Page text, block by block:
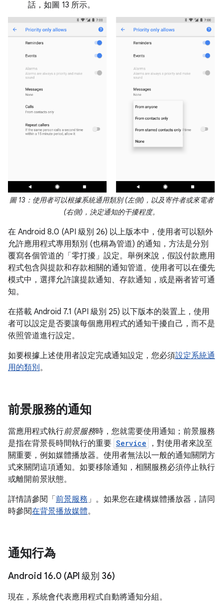
話，如圖 13 所示。
圖 13：使用者可以根據系統通用類別 (左側)，以及寄件者或來電者
(右側)，決定通知的干擾程度。
在 Android 8.0 (API 級別 26) 以上版本中，使用者可以額外
允許應用程式專用類別 (也稱為管道) 的通知，方法是分別
覆寫各個管道的「零打擾」設定。舉例來說，假設付款應用
程式包含與提款和存款相關的通知管道。使用者可以在優先
模式中，選擇允許讓提款通知、存款通知，或是兩者皆可通
知。
在搭載 Android 7.1 (API 級別 25) 以下版本的裝置上，使用
者可以設定是否要讓每個應用程式的通知干擾自己，而不是
依照管道進行設定。
如要根據上述使用者設定完成通知設定，您必須設定系統通
用的類別。
前景服務的通知
當應用程式執行前景服務時，您就需要使用通知；前景服務
是指在背景長時間執行的重要 Service
，對使用者來說至
關重要，例如媒體播放器。使用者無法以一般的通知關閉方
式來關閉這項通知。如要移除通知，相關服務必須停止執行
或離開前景狀態。
詳情請參閱「 前景服務」。如果您在建構媒體播放器，請同
時參閱在背景播放媒體。
通知行為
Android 16.0 (API 級別 36)
現在，系統會代表應用程式自動將通知分組。